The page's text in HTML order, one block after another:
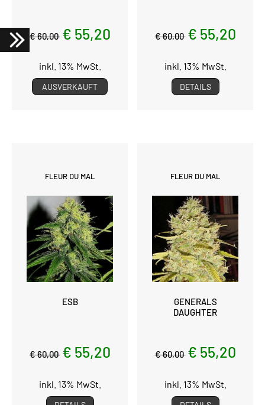
€ 60,00 € 55,20
inkl. 13% MwSt.
AUSVERKAUFT
€ 60,00 € 55,20
inkl. 13% MwSt.
DETAILS
FLEUR DU MAL
ESB
€ 60,00 € 55,20
inkl. 13% MwSt.
FLEUR DU MAL
GENERALS
DAUGHTER
€ 60,00 € 55,20
inkl. 13% MwSt.